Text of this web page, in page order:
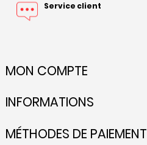
Service client
MON COMPTE
INFORMATIONS
MÉTHODES DE PAIEMENT